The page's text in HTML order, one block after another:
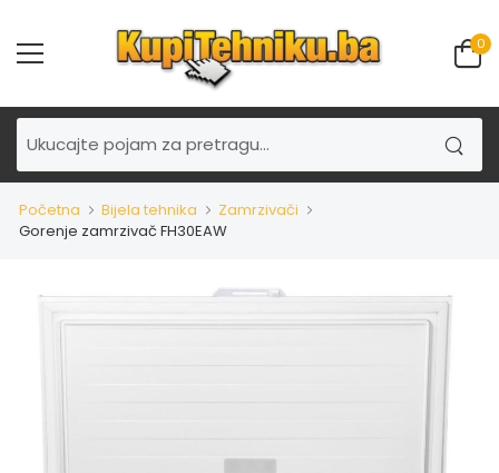
0
Početna Bijela tehnika
Zamrzivači
Gorenje zamrzivač FH30EAW